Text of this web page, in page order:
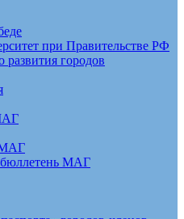
при Правительстве РФ
городов
МАГ
МАГ